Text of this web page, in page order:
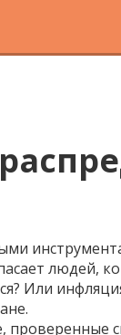
людей,
Или
проверенные